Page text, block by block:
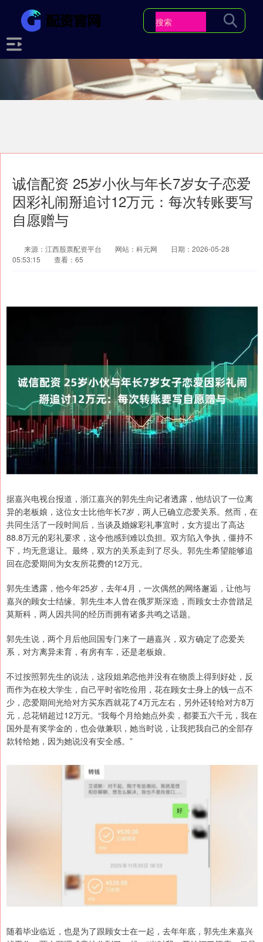
诚信配资 25岁小伙与年长7岁女子恋爱
因彩礼闹掰追讨12万元：每次转账要写
自愿赠与
来源：江西股票配资平台 网站：科元网
日期：2026-05-28
05:53:15
查看：65
据嘉兴电视台报道，浙江嘉兴的郭先生向记者透露，他结识了一位离
异的老板娘，这位女士比他年长7岁，两人已确立恋爱关系。然而，在
共同生活了一段时间后，当谈及婚嫁彩礼事宜时，女方提出了高达
88.8万元的彩礼要求，这令他感到难以负担。双方陷入争执，僵持不
下，均无意退让。最终，双方的关系走到了尽头。郭先生希望能够追
回在恋爱期间为女友所花费的12万元。
郭先生透露，他今年25岁，去年4月，一次偶然的网络邂逅，让他与
嘉兴的顾女士结缘。郭先生本人曾在俄罗斯深造，而顾女士亦曾踏足
莫斯科，两人因共同的经历而拥有诸多共鸣之话题。
郭先生说，两个月后他回国专门来了一趟嘉兴，双方确定了恋爱关
系，对方离异未育，有房有车，还是老板娘。
不过按照郭先生的说法，这段姐弟恋他并没有在物质上得到好处，反
而作为在校大学生，自己平时省吃俭用，花在顾女士身上的钱一点不
少，恋爱期间光给对方买东西就花了4万元左右，另外还转给对方8万
元，总花销超过12万元。“我每个月给她点外卖，都要五六千元，我在
国外是有奖学金的，也会做兼职，她当时说，让我把我自己的全部存
款转给她，因为她说没有安全感。”
随着毕业临近，也是为了跟顾女士在一起，去年年底，郭先生来嘉兴